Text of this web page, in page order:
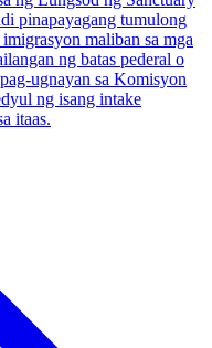
pinapayagang tumulong
maliban sa mga
ng batas pederal o
ugnayan sa Komisyon
ng isang intake
itaas.